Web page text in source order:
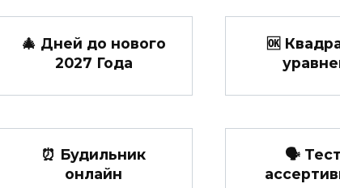
🎄 Дней до нового
2027 Года
🆗
⏰ Будильник
онлайн
🗣️